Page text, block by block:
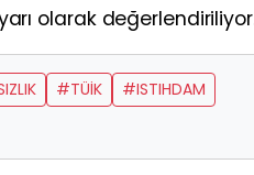
olarak
#TÜİK
#ISTIHDAM